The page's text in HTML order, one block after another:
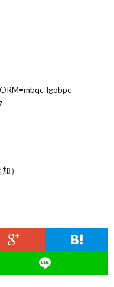
lgobpc-
）